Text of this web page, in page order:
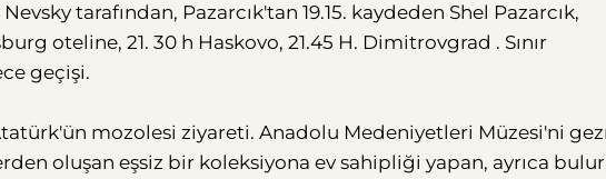
tarafından, Pazarcık'tan 19.15. kaydeden Shel Pazarcık,
oteline, 21. 30 h Haskovo, 21.45 H. Dimitrovgrad . Sınır
geçişi.
mozolesi ziyareti. Anadolu Medeniyetleri Müzesi'ni
oluşan eşsiz bir koleksiyona ev sahipliği yapan, ayrıca